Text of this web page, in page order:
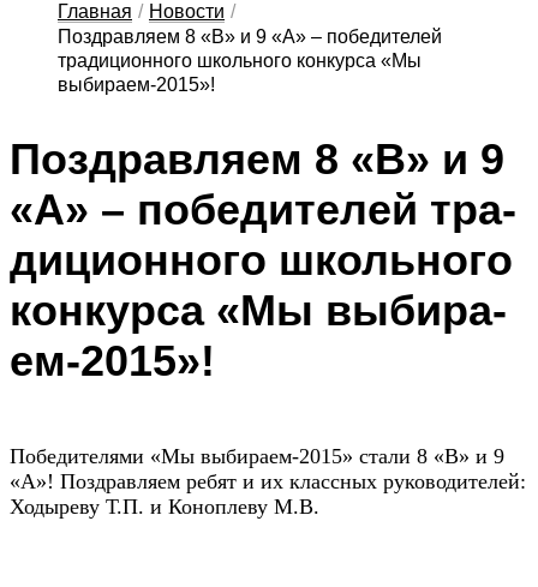
Главная / Новости /
Поздравляем 8 «В» и 9 «А» – победителей
традиционного школьного конкурса «Мы
выбираем-2015»!
Поз­драв­ля­ем 8 «В» и 9
«А» – по­бе­ди­те­лей тра­
ди­ци­он­но­го школь­но­го
кон­курса «Мы вы­би­ра­
ем-2015»!
Победителями «Мы выбираем-2015» стали 8 «В» и 9
«А»! Поздравляем ребят и их классных руководителей:
Ходыреву Т.П. и Коноплеву М.В.